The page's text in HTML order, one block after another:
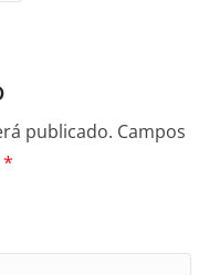
publicado. Campos
*